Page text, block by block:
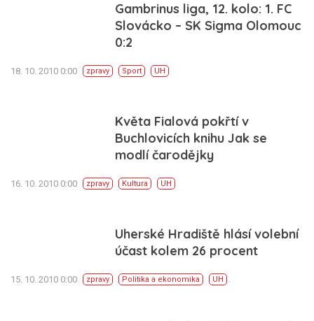
Gambrinus liga, 12. kolo: 1. FC
Slovácko – SK Sigma Olomouc
0:2
18. 10. 2010 0:00 zpravy Sport UH
Květa Fialová pokřtí v
Buchlovicích knihu Jak se
modlí čarodějky
16. 10. 2010 0:00 zpravy Kultura UH
Uherské Hradiště hlásí volební
účast kolem 26 procent
15. 10. 2010 0:00 zpravy Politika a ekonomika UH